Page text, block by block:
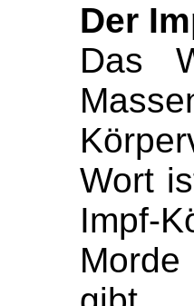
Der
Das
Wort
Impf-